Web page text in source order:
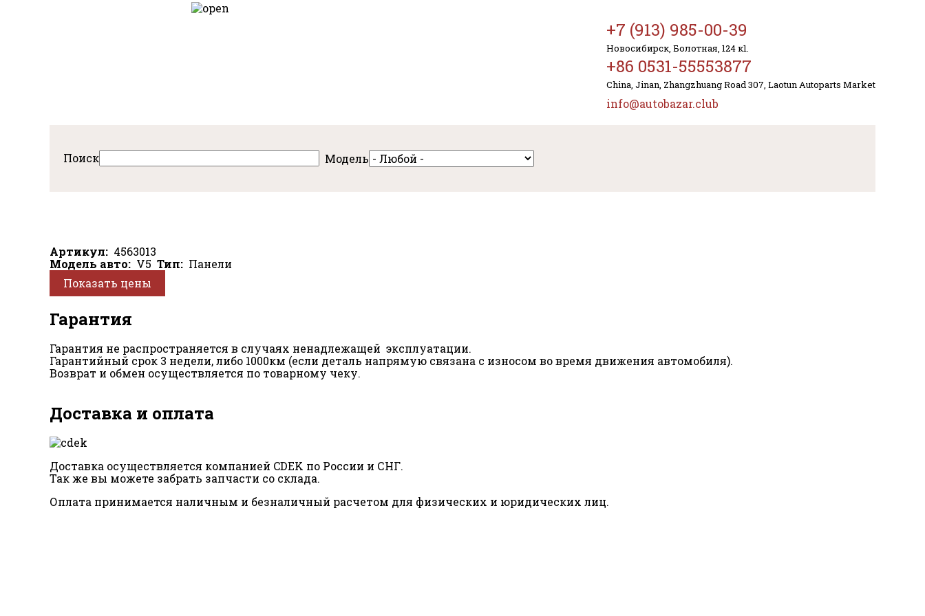
+7 (913) 985-00-39
Новосибирск, Болотная, 124 к1.
+86 0531-55553877
China, Jinan, Zhangzhuang Road 307, Laotun Autoparts Market
info@autobazar.club
Поиск Модель
Артикул
4563013
Модель авто
V5 Тип
Панели
Показать цены
Гарантия
Гарантия не распространяется в случаях ненадлежащей эксплуатации.
Гарантийный срок 3 недели, либо 1000км (если деталь напрямую связана с износом во время движения автомобиля).
Возврат и обмен осуществляется по товарному чеку.
Доставка и оплата
Доставка осуществляется компанией CDEK по России и СНГ.
Так же вы можете забрать запчасти со склада.
Оплата принимается наличным и безналичный расчетом для физических и юридических лиц.